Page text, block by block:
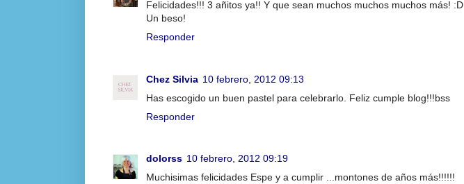
Felicidades!!! 3 añitos ya!! Y que sean muchos muchos muchos más! :D
Un beso!
Responder
Chez Silvia 10 febrero, 2012 09:13
Has escogido un buen pastel para celebrarlo. Feliz cumple blog!!!bss
Responder
dolorss 10 febrero, 2012 09:19
Muchisimas felicidades Espe y a cumplir ...montones de años más!!!!!!